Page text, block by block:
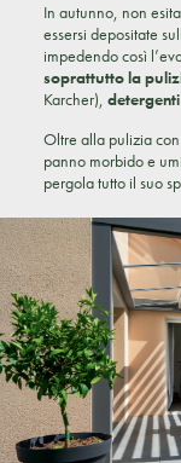
In autunno, non
essersi depositate
impedendo così
soprattutto la
Karcher), detergenti
Oltre alla pulizia
panno morbido e
pergola tutto il suo